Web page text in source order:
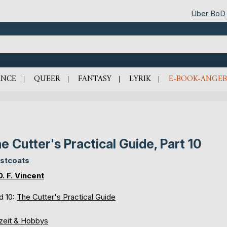
Über BoD
QUEER FANTASY LYRIK E-BOOK-
Cutter's Practical Guide, Part 10
F. Vincent
10: The Cutter's Practical Guide
& Hobbys